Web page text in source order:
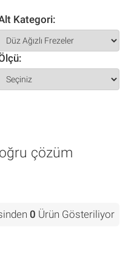
Kategori:
çözüm
0 Ürün Gösteriliyor